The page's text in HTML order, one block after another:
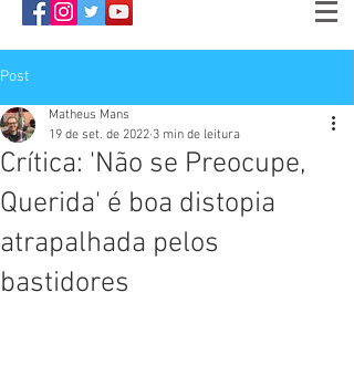
Post
Crítica: 'Não se Preocupe,
Querida' é boa distopia
atrapalhada pelos
bastidores
Matheus Mans
19 de set. de 2022 3 min de leitura